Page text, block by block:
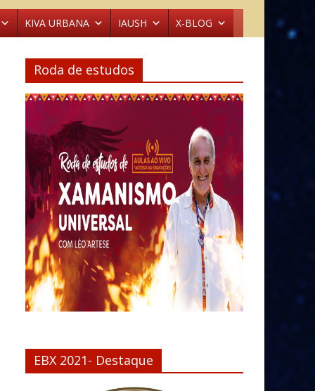
KIVA URBANA IAUSH X-BLOG
Roda de estudos
EBX 2021- Destaque